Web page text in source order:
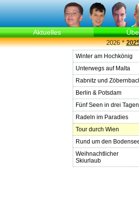
Aktuelles
2026*
Winter am Hochkönig
Unterwegs auf Malta
Rabnitz und
Berlin & Potsdam
Fünf Seen in drei Tagen
Radeln im Paradies
Tour durch Wien
Rund um den
Weihnachtlicher
Skiurlaub